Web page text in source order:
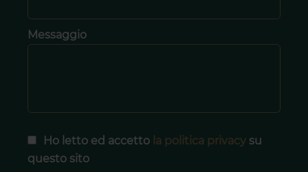
Messaggio
Ho letto ed accetto la politica privacy su
questo sito